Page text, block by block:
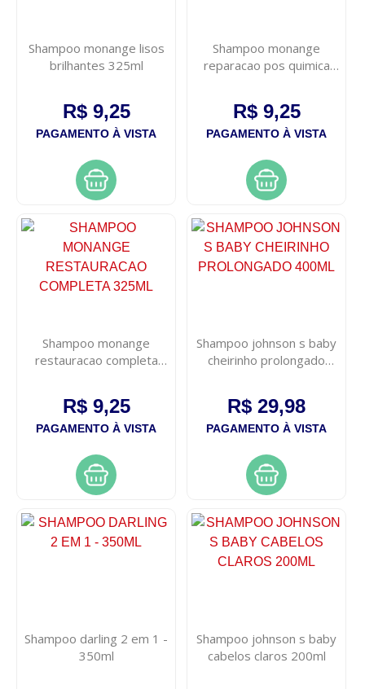
Shampoo monange lisos
brilhantes 325ml
R$ 9,25
PAGAMENTO À VISTA
Shampoo monange
reparacao pos quimica
R$ 9,25
PAGAMENTO À VISTA
Shampoo monange
restauracao completa
R$ 9,25
PAGAMENTO À VISTA
Shampoo johnson s baby
cheirinho prolongado
R$ 29,98
PAGAMENTO À VISTA
Shampoo darling 2 em 1 -
350ml
Shampoo johnson s baby
cabelos claros 200ml